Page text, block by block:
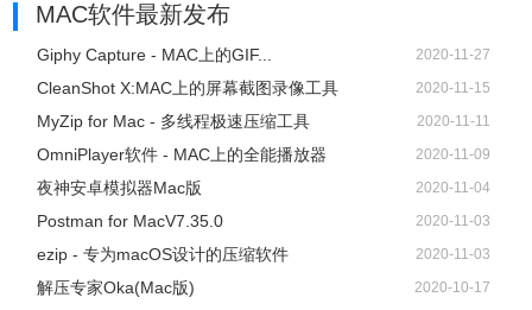
MAC软件最新发布
Giphy Capture - MAC上的GIF... 2020-11-27
CleanShot X:MAC上的屏幕截图录像工具 2020-11-15
MyZip for Mac - 多线程极速压缩工具 2020-11-11
OmniPlayer软件 - MAC上的全能播放器 2020-11-09
夜神安卓模拟器Mac版 2020-11-04
Postman for MacV7.35.0 2020-11-03
ezip - 专为macOS设计的压缩软件 2020-11-03
解压专家Oka(Mac版) 2020-10-17